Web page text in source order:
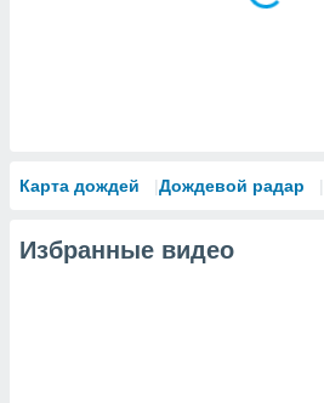
Карта дождей Дождевой радар
Избранные видео